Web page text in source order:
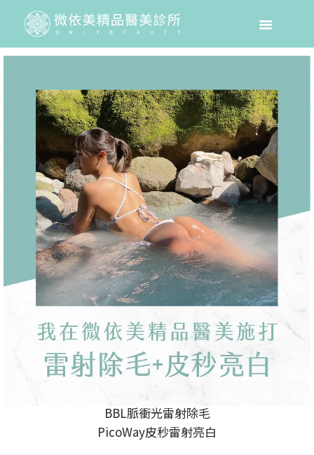
BBL脈衝光雷射除毛
PicoWay皮秒雷射亮白